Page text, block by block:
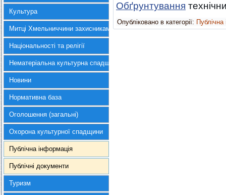
Культура
Митці Хмельниччини захисникам України
Національності та релігії
Нематеріальна культурна спадщина
Новини
Нормативна база
Оголошення (загальні)
Охорона культурної спадщини
Публічна інформація
Публічні документи
Туризм
Обґрунтування
Опубліковано в категорії: Публічна